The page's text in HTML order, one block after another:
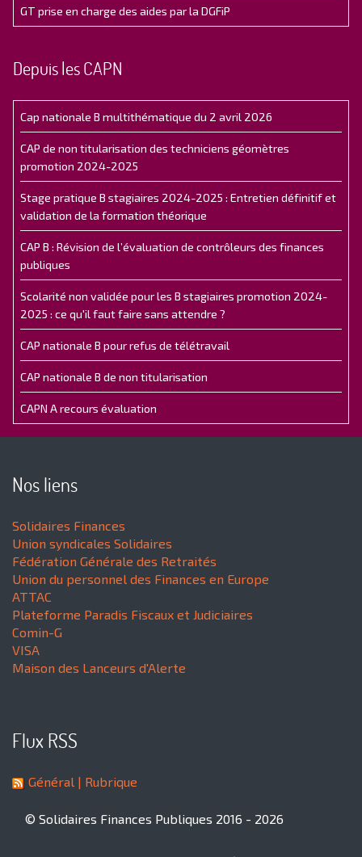
GT prise en charge des aides par la DGFiP
Depuis les CAPN
Cap nationale B multithématique du 2 avril 2026
CAP de non titularisation des techniciens géomètres
promotion 2024-2025
Stage pratique B stagiaires 2024-2025 : Entretien définitif et
validation de la formation théorique
CAP B : Révision de l’évaluation de contrôleurs des finances
publiques
Scolarité non validée pour les B stagiaires promotion 2024-
2025 : ce qu'il faut faire sans attendre ?
CAP nationale B pour refus de télétravail
CAP nationale B de non titularisation
CAPN A recours évaluation
Nos liens
Solidaires Finances
Union syndicales Solidaires
Fédération Générale des Retraités
Union du personnel des Finances en Europe
ATTAC
Plateforme Paradis Fiscaux et Judiciaires
Comin-G
VISA
Maison des Lanceurs d'Alerte
Flux RSS
Général | Rubrique
© Solidaires Finances Publiques 2016 - 2026